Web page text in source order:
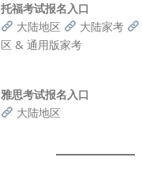
托福考试报名入口
大陆地区
大陆家考
区 & 通用版家考
雅思考试报名入口
大陆地区